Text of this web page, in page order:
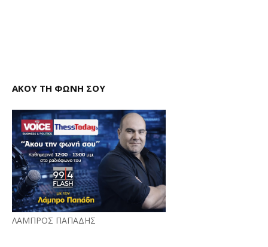
ΑΚΟΥ ΤΗ ΦΩΝΗ ΣΟΥ
ΛΑΜΠΡΟΣ ΠΑΠΑΔΗΣ